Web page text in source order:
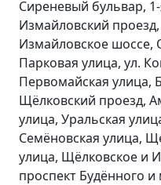
Сиреневый бульвар,
Измайловский
Измайловское шоссе,
Парковая улица, ул.
Первомайская улица,
Щёлковский проезд,
улица, Уральская
Семёновская улица,
улица, Щёлковское и
проспект Будённого и